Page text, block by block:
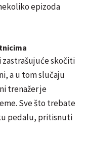
epizoda
skočiti
a u tom slučaju
trenažer je
Sve što trebate
pedalu, pritisnuti